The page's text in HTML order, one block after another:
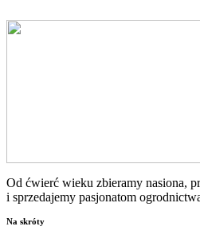
Od ćwierć wieku zbieramy nasiona,
i sprzedajemy pasjonatom
Na skróty